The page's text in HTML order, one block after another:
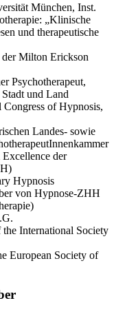
München, Inst.
„Klinische
und therapeutische
Milton Erickson
Psychotherapeut,
und Land
of Hypnosis,
Landes- sowie
der
Hypnosis
von Hypnose-ZHH
International Society
European Society of